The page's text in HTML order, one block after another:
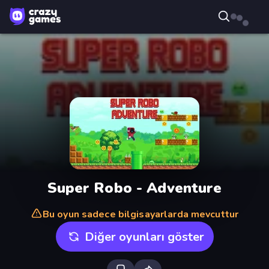
Super Robo - Adventure
Bu oyun sadece bilgisayarlarda mevcuttur
Diğer oyunları göster